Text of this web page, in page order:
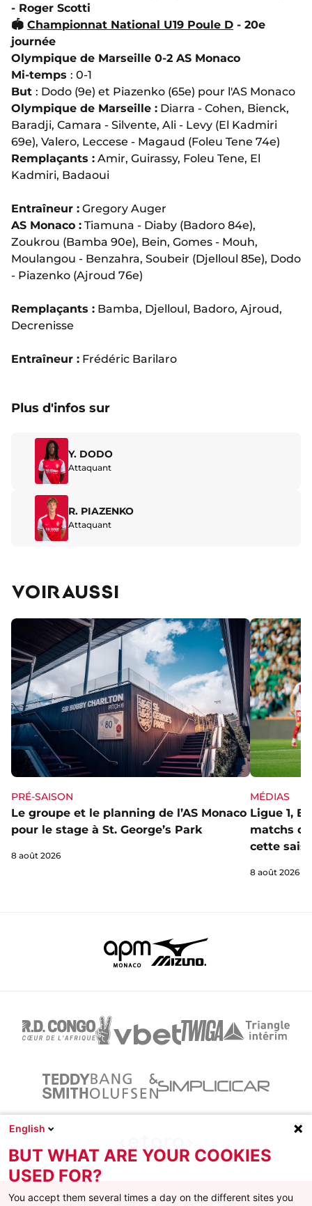
- Roger Scotti
🏟️ Championnat National U19 Poule D - 20e
journée
Olympique de Marseille 0-2 AS Monaco
Mi-temps : 0-1
But : Dodo (9e) et Piazenko (65e) pour l'AS Monaco
Olympique de Marseille : Diarra - Cohen, Bienck,
Baradji, Camara - Silvente, Ali - Levy (El Kadmiri
69e), Valero, Leccese - Magaud (Foleu Tene 74e)
Remplaçants : Amir, Guirassy, Foleu Tene, El
Kadmiri, Badaoui
Entraîneur : Gregory Auger
AS Monaco : Tiamuna - Diaby (Badoro 84e),
Zoukrou (Bamba 90e), Bein, Gomes - Mouh,
Moulangou - Benzahra, Soubeir (Djelloul 85e), Dodo
- Piazenko (Ajroud 76e)
Remplaçants : Bamba, Djelloul, Badoro, Ajroud,
Decrenisse
Entraîneur : Frédéric Barilaro
Plus d'infos sur
Y. DODO
Attaquant
R. PIAZENKO
Attaquant
VOIR AUSSI
PRÉ-SAISON
Le groupe et le planning de l’AS Monaco
pour le stage à St. George’s Park
8 août 2026
MÉDIAS
Ligue 1,
matchs
cette
8 août 2026
English
BUT WHAT ARE YOUR COOKIES
USED FOR?
You accept them several times a day on the different sites you